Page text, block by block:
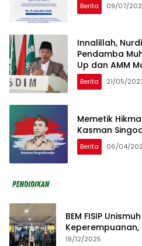
Berita 09/07/
Innalillah,
Pendamba
Up dan AMM
Berita 21/05/
Memetik
Kasman
Berita 06/04/
BEM FISIP
dan Budaya Lokal
19/12/2025